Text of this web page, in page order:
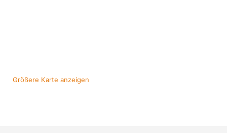
Größere Karte anzeigen